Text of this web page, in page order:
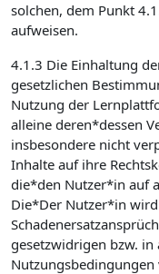
solchen, dem Punkt
aufweisen.
4.1.3 Die Einhaltung
gesetzlichen
Nutzung der
alleine deren*dessen
insbesondere nicht
Inhalte auf ihre
die*den Nutzer*in auf
Die*Der Nutzer*in
gesetzwidrigen bzw. in